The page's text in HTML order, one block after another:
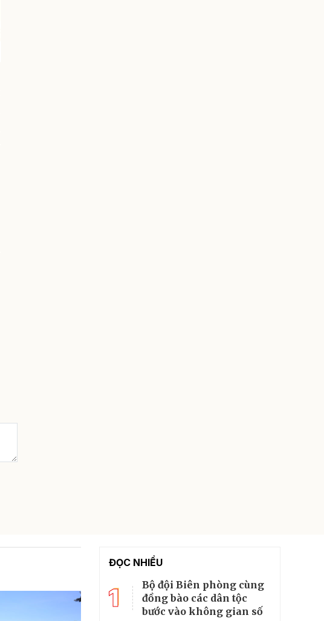
ĐỌC NHIỀU
1
Bộ đội Biên phòng cùng
đồng bào các dân tộc
bước vào không gian số